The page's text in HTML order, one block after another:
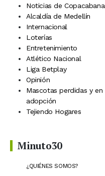
Noticias de Copacabana
Alcaldía de Medellín
Internacional
Loterías
Entretenimiento
Atlético Nacional
Liga Betplay
Opinión
Mascotas perdidas y en
adopción
Tejiendo Hogares
Minuto30
¿QUIÉNES SOMOS?